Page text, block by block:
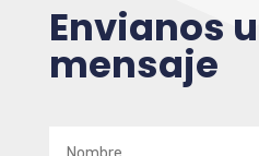
Envianos
mensaje